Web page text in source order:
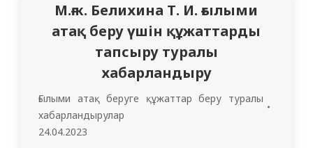
бұйрығының…
М.ғ.к. Белихина Т. И. ғылыми
атақ беру үшін құжаттарды
тапсыру туралы
хабарландыру
Ғылыми атақ беруге құжаттар беру туралы
хабарландырулар
24.04.2023